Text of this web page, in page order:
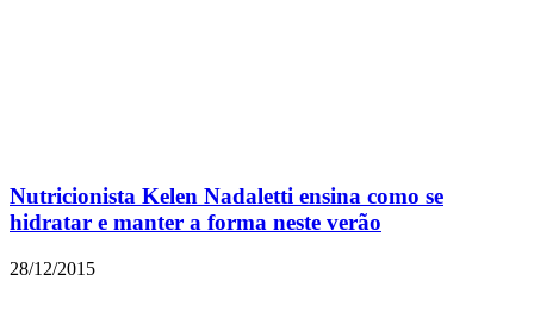
Nutricionista Kelen Nadaletti ensina como se
hidratar e manter a forma neste verão
28/12/2015